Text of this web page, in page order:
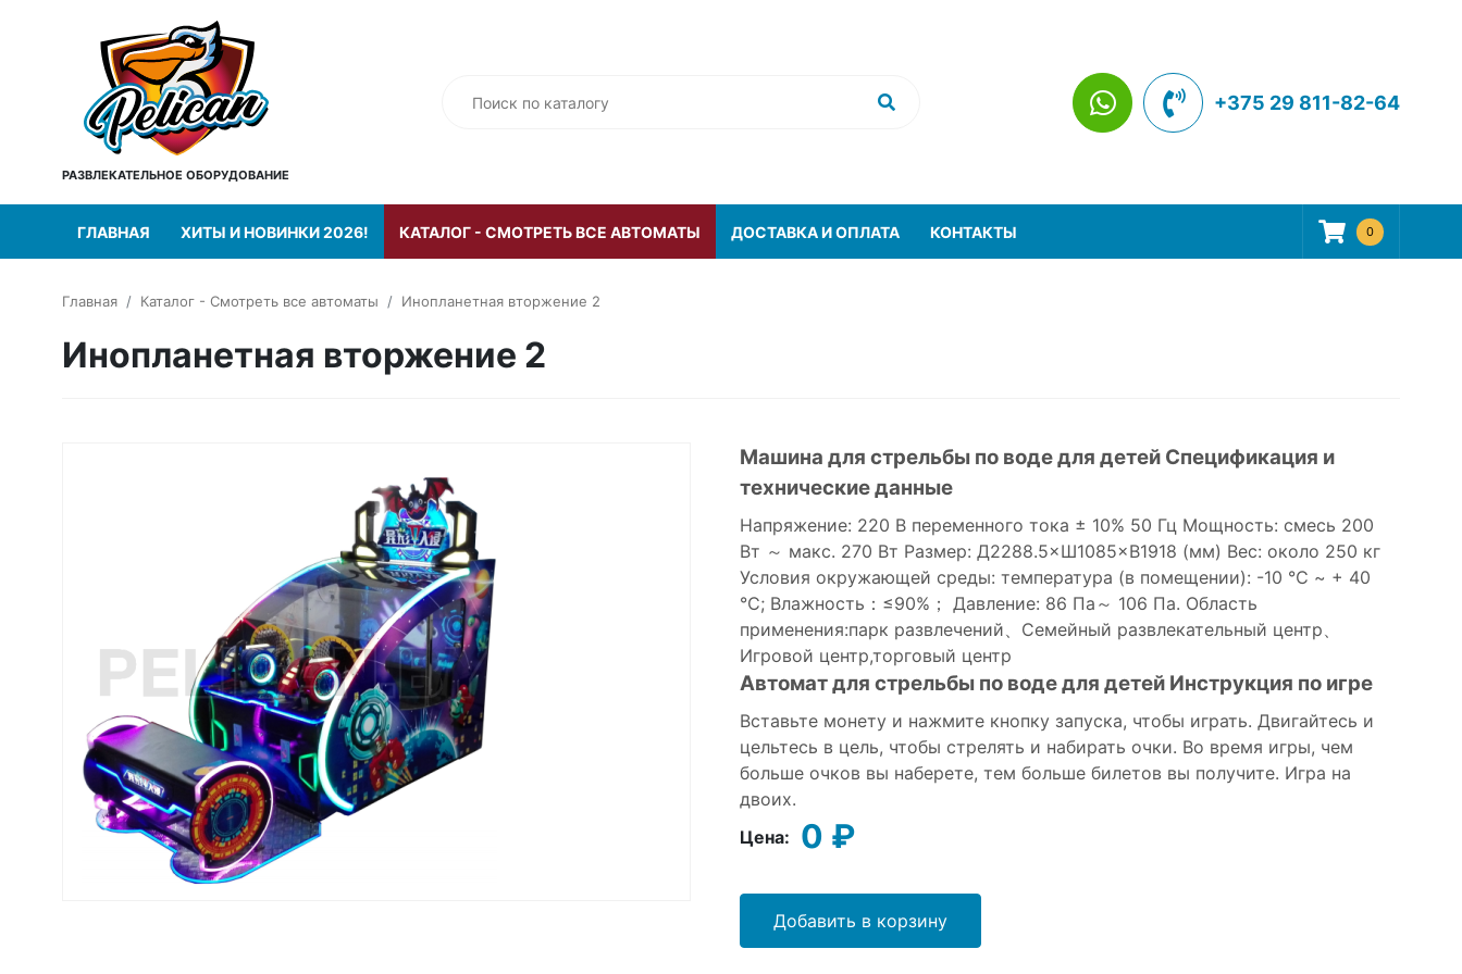
РАЗВЛЕКАТЕЛЬНОЕ ОБОРУДОВАНИЕ
+375 29 811-82-64
ГЛАВНАЯ ХИТЫ И НОВИНКИ 2026! КАТАЛОГ - СМОТРЕТЬ ВСЕ АВТОМАТЫ ДОСТАВКА И ОПЛАТА КОНТАКТЫ 0
Главная Каталог - Смотреть все автоматы Инопланетная вторжение 2
Инопланетная вторжение 2
Машина для стрельбы по воде для детей Спецификация и
технические данные
Напряжение: 220 В переменного тока ± 10% 50 Гц Мощность: смесь 200
Вт ～ макс. 270 Вт Размер: Д2288.5×Ш1085×В1918 (мм) Вес: около 250 кг
Условия окружающей среды: температура (в помещении): -10 ℃ ~ + 40
℃; Влажность：≤90%； Давление: 86 Па～ 106 Па. Область
применения:парк развлечений、Семейный развлекательный центр、
Игровой центр,торговый центр
Автомат для стрельбы по воде для детей Инструкция по игре
Вставьте монету и нажмите кнопку запуска, чтобы играть. Двигайтесь и
цельтесь в цель, чтобы стрелять и набирать очки. Во время игры, чем
больше очков вы наберете, тем больше билетов вы получите. Игра на
двоих.
Цена: 0 ₽
Добавить в корзину